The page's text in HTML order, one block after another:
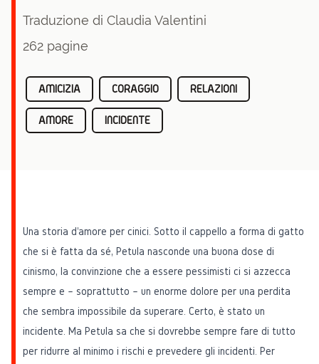
Traduzione di Claudia Valentini
262 pagine
AMICIZIA CORAGGIO RELAZIONI
AMORE INCIDENTE
Una storia d'amore per cinici. Sotto il cappello a forma di gatto
che si è fatta da sé, Petula nasconde una buona dose di
cinismo, la convinzione che a essere pessimisti ci si azzecca
sempre e – soprattutto – un enorme dolore per una perdita
che sembra impossibile da superare. Certo, è stato un
incidente. Ma Petula sa che si dovrebbe sempre fare di tutto
per ridurre al minimo i rischi e prevedere gli incidenti. Per